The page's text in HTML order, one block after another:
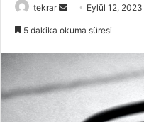
tekrar
Bir
Eylül 12, 2023
5 dakika okuma süresi